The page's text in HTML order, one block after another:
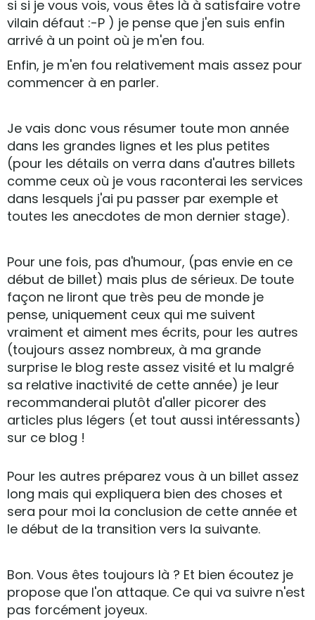
si si je vous vois, vous êtes là à satisfaire votre
vilain défaut :-P ) je pense que j'en suis enfin
arrivé à un point où je m'en fou.
Enfin, je m'en fou relativement mais assez pour
commencer à en parler.
Je vais donc vous résumer toute mon année
dans les grandes lignes et les plus petites
(pour les détails on verra dans d'autres billets
comme ceux où je vous raconterai les services
dans lesquels j'ai pu passer par exemple et
toutes les anecdotes de mon dernier stage).
Pour une fois, pas d'humour, (pas envie en ce
début de billet) mais plus de sérieux. De toute
façon ne liront que très peu de monde je
pense, uniquement ceux qui me suivent
vraiment et aiment mes écrits, pour les autres
(toujours assez nombreux, à ma grande
surprise le blog reste assez visité et lu malgré
sa relative inactivité de cette année) je leur
recommanderai plutôt d'aller picorer des
articles plus légers (et tout aussi intéressants)
sur ce blog !
Pour les autres préparez vous à un billet assez
long mais qui expliquera bien des choses et
sera pour moi la conclusion de cette année et
le début de la transition vers la suivante.
Bon. Vous êtes toujours là ? Et bien écoutez je
propose que l'on attaque. Ce qui va suivre n'est
pas forcément joyeux.